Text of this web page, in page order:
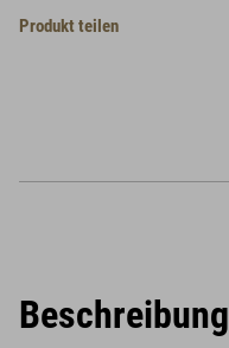
Produkt teilen
Beschreibung